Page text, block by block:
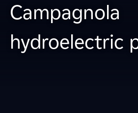
Campagnola
hydroelectric